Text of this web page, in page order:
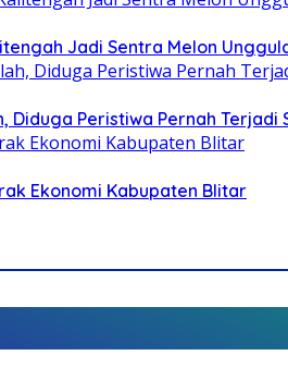
Jadi Sentra Melon
Diduga Peristiwa Pernah Terjadi
Ekonomi Kabupaten Blitar